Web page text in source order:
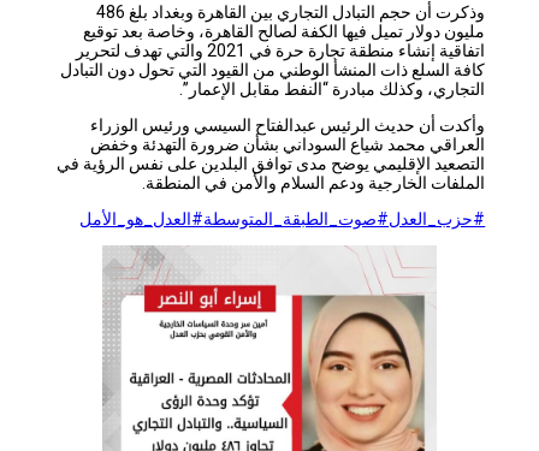
وذكرت أن حجم التبادل التجاري بين القاهرة وبغداد بلغ 486
مليون دولار تميل فيها الكفة لصالح القاهرة، وخاصة بعد توقيع
اتفاقية إنشاء منطقة تجارة حرة في 2021 والتي تهدف لتحرير
كافة السلع ذات المنشأ الوطني من القيود التي تحول دون التبادل
التجاري، وكذلك مبادرة “النفط مقابل الإعمار”.
وأكدت أن حديث الرئيس عبدالفتاح السيسي ورئيس الوزراء
العراقي محمد شياع السوداني بشأن ضرورة التهدئة وخفض
التصعيد الإقليمي يوضح مدى توافق البلدين على نفس الرؤية في
الملفات الخارجية ودعم السلام والأمن في المنطقة.
#حزب_العدل #صوت_الطبقة_المتوسطة#العدل_هو_الأمل